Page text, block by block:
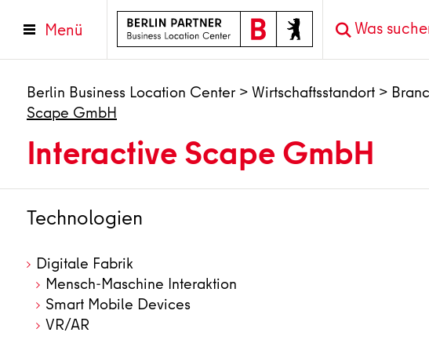
Menü
Berlin Business Location Center > Wirtschaftsstandort >
Scape GmbH
Interactive Scape GmbH
Technologien
Digitale Fabrik
Mensch-Maschine Interaktion
Smart Mobile Devices
VR/AR